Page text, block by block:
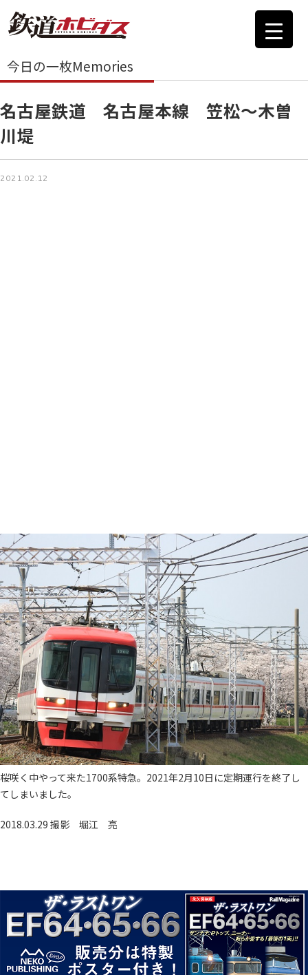
今日の一枚Memories
名古屋鉄道 名古屋本線 笠松～木曽
川堤
2021.02.12
桜咲く中やって来た1700系特急。2021年2月10日に定期運行を終了し
てしまいま した。
2018.03.29 撮影 堀江 亮